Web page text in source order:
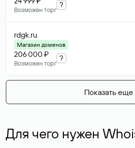
Возможен торг
?
rdgk.ru
Магазин доменов
206 000 ₽
Возможен торг
?
Показать еще
Для чего нужен